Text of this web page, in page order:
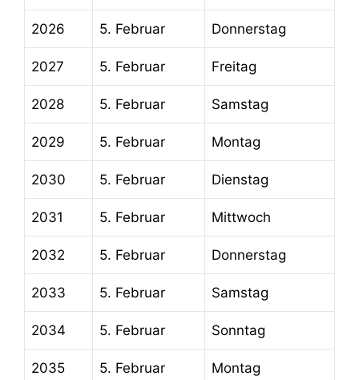
2026 5. Februar Donnerstag
2027 5. Februar Freitag
2028 5. Februar Samstag
2029 5. Februar Montag
2030 5. Februar Dienstag
2031 5. Februar Mittwoch
2032 5. Februar Donnerstag
2033 5. Februar Samstag
2034 5. Februar Sonntag
2035 5. Februar Montag